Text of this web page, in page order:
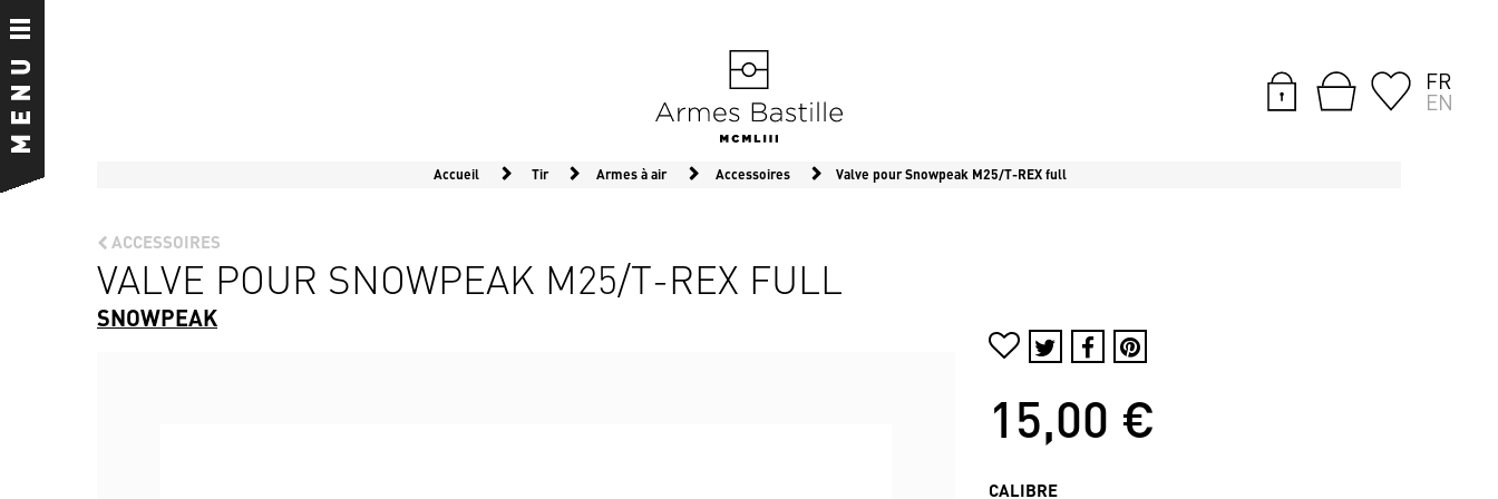
FR
EN
Accueil Tir Armes à air Accessoires Valve pour Snowpeak M25/T-REX full
ACCESSOIRES
VALVE POUR SNOWPEAK M25/T-REX FULL
SNOWPEAK
15,00 €
CALIBRE